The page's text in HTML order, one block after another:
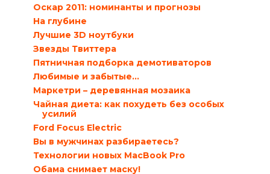
Оскар 2011: номинанты и прогнозы
На глубине
Лучшие 3D ноутбуки
Звезды Твиттера
Пятничная подборка демотиваторов
Любимые и забытые…
Маркетри – деревянная мозаика
Чайная диета: как похудеть без особых
усилий
Ford Focus Electric
Вы в мужчинах разбираетесь?
Технологии новых MacBook Pro
Обама снимает маску!